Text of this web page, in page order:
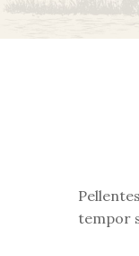
tempor